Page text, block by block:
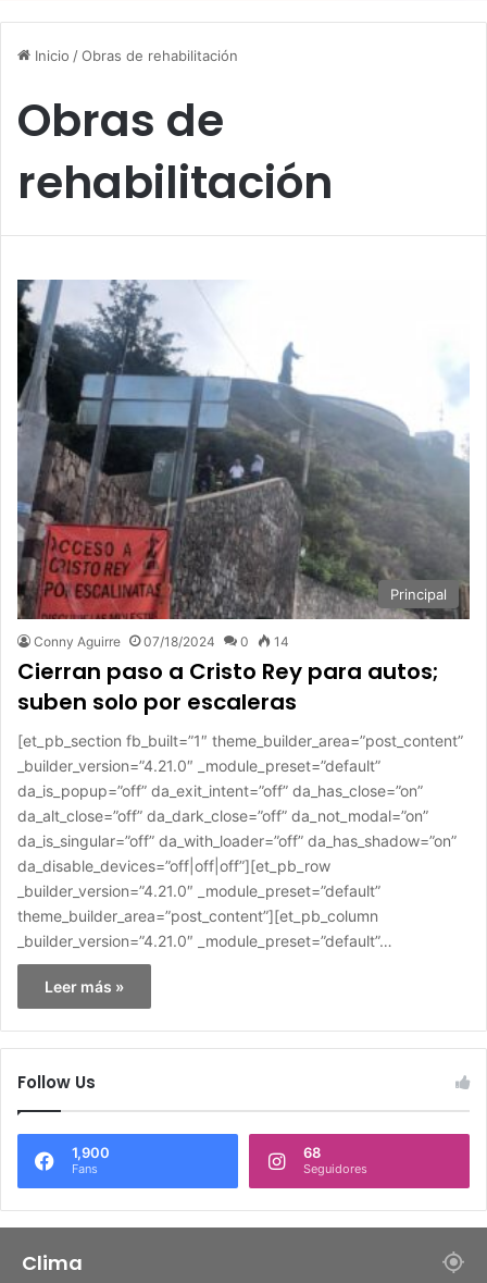
Inicio /Obras de rehabilitación
Obras de
rehabilitación
Principal
Conny Aguirre 07/18/2024 0 14
Cierran paso a Cristo Rey para autos;
suben solo por escaleras
[et_pb_section fb_built=”1″ theme_builder_area=”post_content”
_builder_version=”4.21.0″ _module_preset=”default”
da_is_popup=”off” da_exit_intent=”off” da_has_close=”on”
da_alt_close=”off” da_dark_close=”off” da_not_modal=”on”
da_is_singular=”off” da_with_loader=”off” da_has_shadow=”on”
da_disable_devices=”off|off|off”][et_pb_row
_builder_version=”4.21.0″ _module_preset=”default”
theme_builder_area=”post_content”][et_pb_column
_builder_version=”4.21.0″ _module_preset=”default”…
Leer más »
Follow Us
1,900
Fans
68
Seguidores
Clima